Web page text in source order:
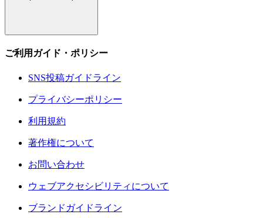
ご利用ガイド・ポリシー
SNS投稿ガイドライン
プライバシーポリシー
利用規約
著作権について
お問い合わせ
ウェブアクセシビリティについて
ブランドガイドライン